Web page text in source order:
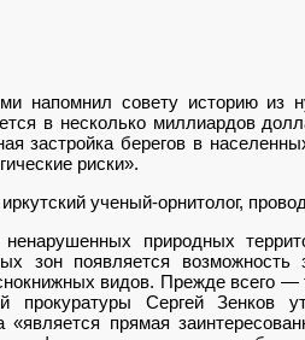
напомнил совету историю из
в несколько миллиардов
застройка берегов в
риски».
ученый-орнитолог,
природных
зон появляется возможность
видов. Прежде всего
прокуратуры Сергей Зенков
прямая